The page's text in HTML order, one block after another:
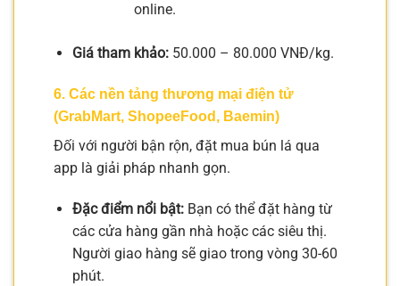
online.
Giá tham khảo:50.000 – 80.000 VNĐ/kg.
6. Các nền tảng thương mại điện tử
(GrabMart, ShopeeFood, Baemin)
Đối với người bận rộn, đặt mua bún lá qua
app là giải pháp nhanh gọn.
Đặc điểm nổi bật:Bạn có thể đặt hàng từ
các cửa hàng gần nhà hoặc các siêu thị.
Người giao hàng sẽ giao trong vòng 30-60
phút.